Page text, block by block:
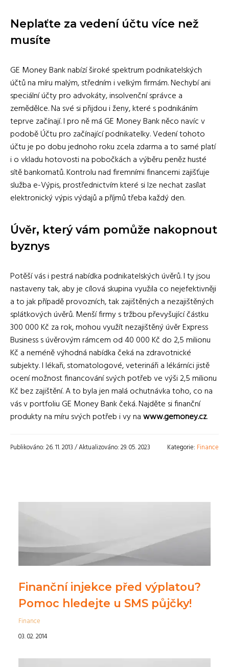
Neplaťte za vedení účtu více než
musíte
GE Money Bank nabízí široké spektrum podnikatelských
účtů na míru malým, středním i velkým firmám. Nechybí ani
speciální účty pro advokáty, insolvenční správce a
zemědělce. Na své si přijdou i ženy, které s podnikáním
teprve začínají. I pro ně má GE Money Bank něco navíc v
podobě Účtu pro začínající podnikatelky. Vedení tohoto
účtu je po dobu jednoho roku zcela zdarma a to samé platí
i o vkladu hotovosti na pobočkách a výběru peněz husté
sítě bankomatů. Kontrolu nad firemními financemi zajišťuje
služba e-Výpis, prostřednictvím které si lze nechat zasílat
elektronický výpis výdajů a příjmů třeba každý den.
Úvěr, který vám pomůže nakopnout
byznys
Potěší vás i pestrá nabídka podnikatelských úvěrů. I ty jsou
nastaveny tak, aby je cílová skupina využila co nejefektivněji
a to jak případě provozních, tak zajištěných a nezajištěných
splátkových úvěrů. Menší firmy s tržbou převyšující částku
300 000 Kč za rok, mohou využít nezajištěný úvěr Express
Business s úvěrovým rámcem od 40 000 Kč do 2,5 milionu
Kč a neméně výhodná nabídka čeká na zdravotnické
subjekty. I lékaři, stomatologové, veterináři a lékárníci jistě
ocení možnost financování svých potřeb ve výši 2,5 milionu
Kč bez zajištění. A to byla jen malá ochutnávka toho, co na
vás v portfoliu GE Money Bank čeká. Najděte si finanční
produkty na míru svých potřeb i vy nawww.gemoney.cz.
Publikováno: 26. 11. 2013 / Aktualizováno: 29. 05. 2023 Kategorie: Finance
Finanční injekce před výplatou?
Pomoc hledejte u SMS půjčky!
Finance
03. 02. 2014